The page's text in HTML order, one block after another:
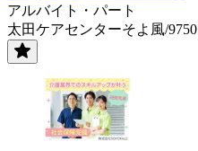
アルバイト・パート
太田ケアセンターそよ風/9750